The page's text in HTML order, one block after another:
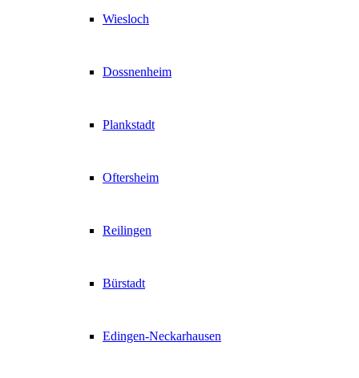
Wiesloch
Dossnenheim
Plankstadt
Oftersheim
Reilingen
Bürstadt
Edingen-Neckarhausen